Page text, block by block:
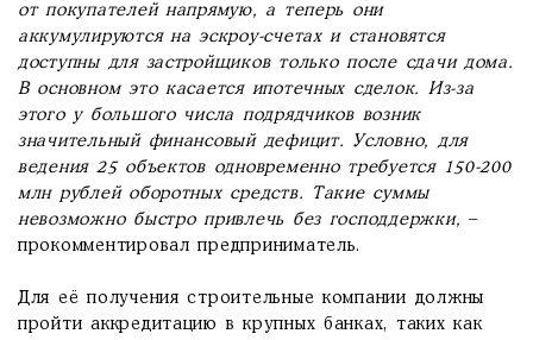
от покупателей напрямую, а теперь они
аккумулируются на эскроу-счетах и становятся
доступны для застройщиков только после сдачи дома.
В основном это касается ипотечных сделок. Из-за
этого у большого числа подрядчиков возник
значительный финансовый дефицит. Условно, для
ведения 25 объектов одновременно требуется 150-200
млн рублей оборотных средств. Такие суммы
невозможно быстро привлечь без господдержки,–
прокомментировал предприниматель.
Для её получения строительные компании должны
пройти аккредитацию в крупных банках, таких как